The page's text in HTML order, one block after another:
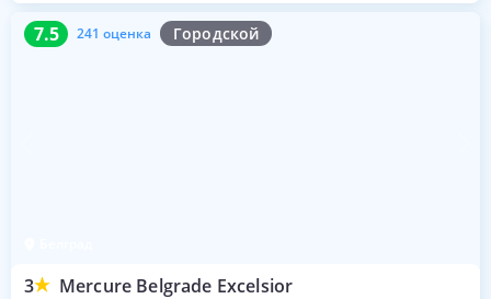
7.5 241 оценка Городской
3 Mercure Belgrade Excelsior
7.5 241 оценка